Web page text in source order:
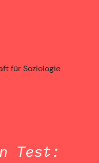
für Soziologie
Test: